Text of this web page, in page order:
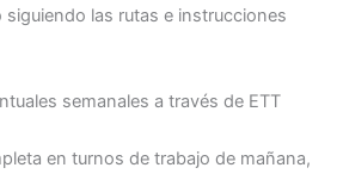
siguiendo las rutas e instrucciones
semanales a través de ETT
en turnos de trabajo de mañana,